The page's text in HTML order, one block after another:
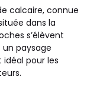
calcaire, connue
dans la
s’élèvent
paysage
idéal pour les